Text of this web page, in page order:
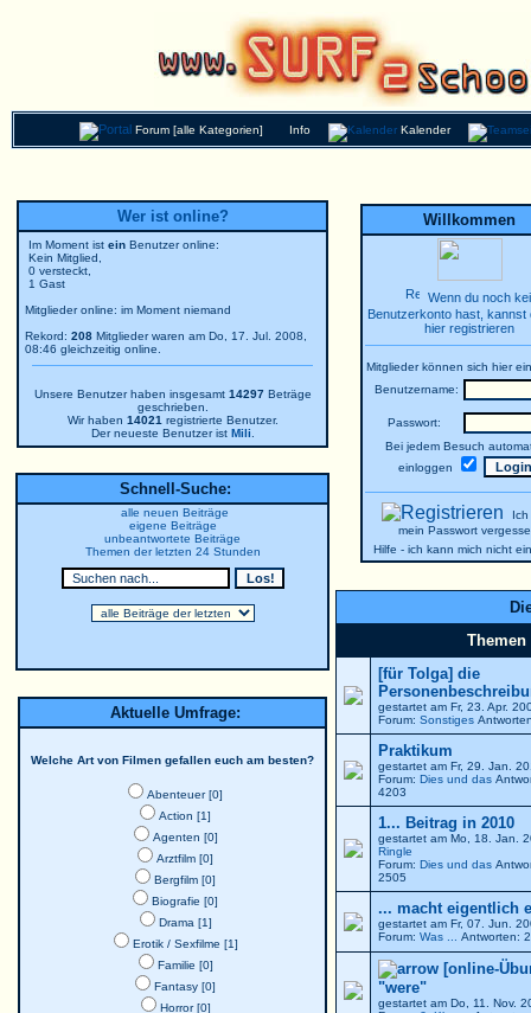
Forum [alle Kategorien] Info Kalender
Wer ist online?
Im Moment ist ein Benutzer online:
Kein Mitglied,
0 versteckt,
1 Gast
Mitglieder online: im Moment niemand
Rekord: 208 Mitglieder waren am Do, 17. Jul. 2008,
08:46 gleichzeitig online.
Unsere Benutzer haben insgesamt 14297Beträge
geschrieben.
Wir haben 14021 registrierte Benutzer.
Der neueste Benutzer ist Mili
Schnell-Suche:
alle neuen Beiträge
eigene Beiträge
unbeantwortete Beiträge
Themen der letzten 24 Stunden
Aktuelle Umfrage:
Welche Art von Filmen gefallen euch am besten?
Abenteuer [0]
Action [1]
Agenten [0]
Arztfilm [0]
Bergfilm [0]
Biografie [0]
Drama [1]
Erotik / Sexfilme [1]
Familie [0]
Fantasy [0]
Horror [0]
Willkommen
Wenn du noch
Benutzerkonto hast, kannst
hier registrieren
Mitglieder können sich hier
Benutzername:
Passwort:
Bei jedem Besuch
einloggen
mein Passwort
Hilfe - ich kann mich nicht
Themen
[für Tolga] die
gestartet am Fr, 23. Apr.
Forum: Sonstiges
Praktikum
gestartet am Fr, 29. Jan.
Forum: Dies und das
4203
1... Beitrag in 2010
gestartet am Mo, 18. Jan.
Ringle
Forum: Dies und das
2505
... macht eigentlich
gestartet am Fr, 07. Jun.
Forum: Was ... Antworten:
[online-
"were"
gestartet am Do, 11. Nov.